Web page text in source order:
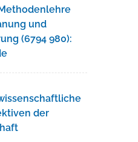
Methodenlehre
und
(6794 980):
der